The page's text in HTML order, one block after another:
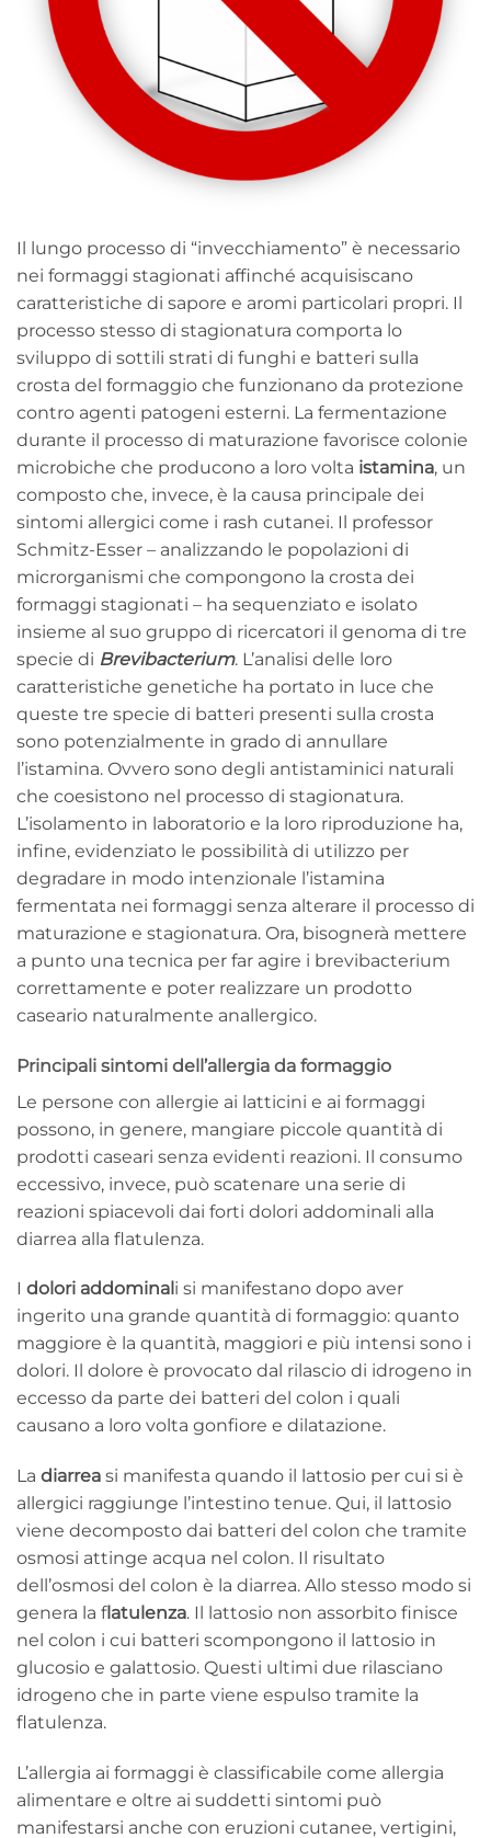
Il lungo processo di “invecchiamento” è necessario
nei formaggi stagionati affinché acquisiscano
caratteristiche di sapore e aromi particolari propri. Il
processo stesso di stagionatura comporta lo
sviluppo di sottili strati di funghi e batteri sulla
crosta del formaggio che funzionano da protezione
contro agenti patogeni esterni. La fermentazione
durante il processo di maturazione favorisce colonie
microbiche che producono a loro volta istamina, un
composto che, invece, è la causa principale dei
sintomi allergici come i rash cutanei. Il professor
Schmitz-Esser – analizzando le popolazioni di
microrganismi che compongono la crosta dei
formaggi stagionati – ha sequenziato e isolato
insieme al suo gruppo di ricercatori il genoma di tre
specie di Brevibacterium. L’analisi delle loro
caratteristiche genetiche ha portato in luce che
queste tre specie di batteri presenti sulla crosta
sono potenzialmente in grado di annullare
l’istamina. Ovvero sono degli antistaminici naturali
che coesistono nel processo di stagionatura.
L’isolamento in laboratorio e la loro riproduzione ha,
infine, evidenziato le possibilità di utilizzo per
degradare in modo intenzionale l’istamina
fermentata nei formaggi senza alterare il processo di
maturazione e stagionatura. Ora, bisognerà mettere
a punto una tecnica per far agire i brevibacterium
correttamente e poter realizzare un prodotto
caseario naturalmente anallergico.
Principali sintomi dell’allergia da formaggio
Le persone con allergie ai latticini e ai formaggi
possono, in genere, mangiare piccole quantità di
prodotti caseari senza evidenti reazioni. Il consumo
eccessivo, invece, può scatenare una serie di
reazioni spiacevoli dai forti dolori addominali alla
diarrea alla flatulenza.
I dolori addominal i si manifestano dopo aver
ingerito una grande quantità di formaggio: quanto
maggiore è la quantità, maggiori e più intensi sono i
dolori. Il dolore è provocato dal rilascio di idrogeno in
eccesso da parte dei batteri del colon i quali
causano a loro volta gonfiore e dilatazione.
La diarrea si manifesta quando il lattosio per cui si è
allergici raggiunge l’intestino tenue. Qui, il lattosio
viene decomposto dai batteri del colon che tramite
osmosi attinge acqua nel colon. Il risultato
dell’osmosi del colon è la diarrea. Allo stesso modo si
genera la flatulenza. Il lattosio non assorbito finisce
nel colon i cui batteri scompongono il lattosio in
glucosio e galattosio. Questi ultimi due rilasciano
idrogeno che in parte viene espulso tramite la
flatulenza.
L’allergia ai formaggi è classificabile come allergia
alimentare e oltre ai suddetti sintomi può
manifestarsi anche con eruzioni cutanee, vertigini,